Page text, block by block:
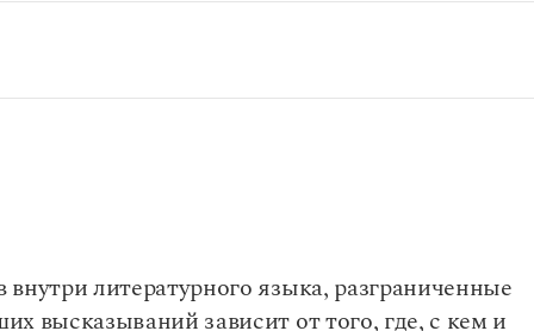
на -о / -е
литературного языка, разграниченные
высказываний зависит от того, где, с кем и